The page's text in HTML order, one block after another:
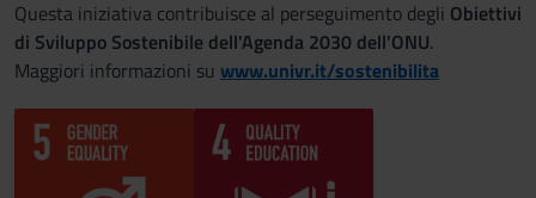
Questa iniziativa contribuisce al perseguimento degli Obiettivi
di Sviluppo Sostenibile dell'Agenda 2030 dell'ONU.
Maggiori informazioni su www.univr.it/sostenibilita